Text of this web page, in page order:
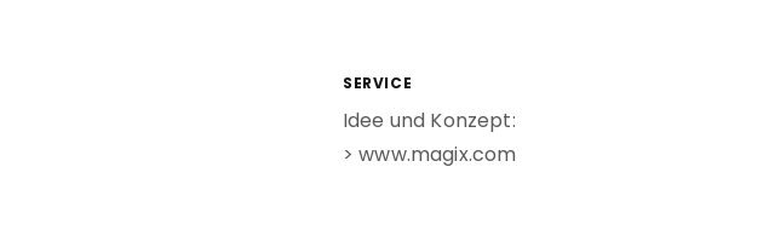
SERVICE
Idee und Konzept:
> www.magix.com